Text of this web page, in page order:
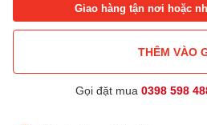
Giao hàng tận nơi hoặc
THÊM VÀO
Gọi đặt mua 0398 598